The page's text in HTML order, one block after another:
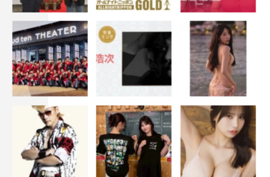
製作：「スメルズ ライク グリーン スピリット」製作委員
会・MBS
ドラマ公式HP：https://www.mbs.jp/slgs/
©「スメルズ ライク グリーン スピリット」製作委員会・
MBS